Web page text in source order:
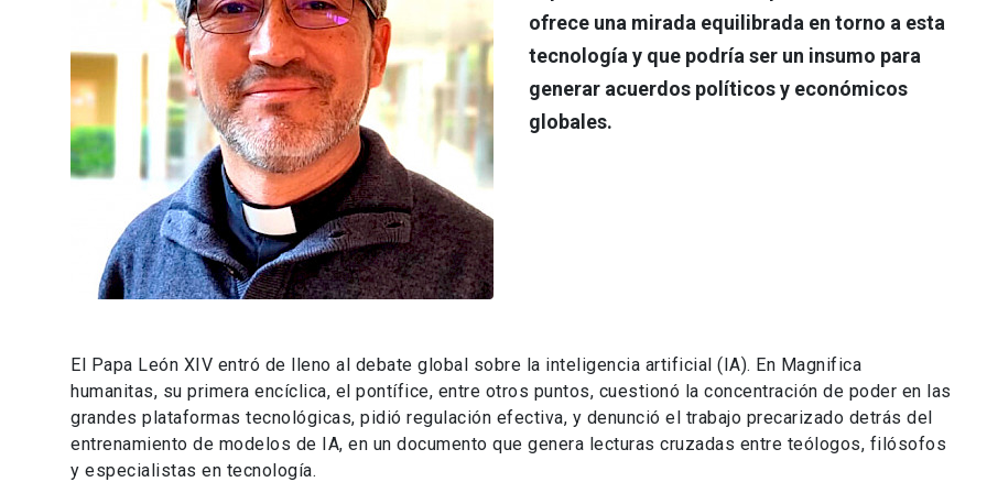
ofrece una mirada equilibrada en torno a esta
tecnología y que podría ser un insumo para
generar acuerdos políticos y económicos
globales.
El Papa León XIV entró de lleno al debate global sobre la inteligencia artificial (IA). En Magnifica
humanitas, su primera encíclica, el pontífice, entre otros puntos, cuestionó la concentración de poder en las
grandes plataformas tecnológicas, pidió regulación efectiva, y denunció el trabajo precarizado detrás del
entrenamiento de modelos de IA, en un documento que genera lecturas cruzadas entre teólogos, filósofos
y especialistas en tecnología.